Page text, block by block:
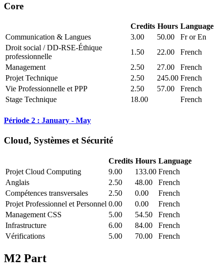
Core
Credits Hours Language
Communication & Langues
3.00 50.00
Fr or En
Droit social / DD-RSE-Éthique
professionnelle
1.50 22.00
French
Management
2.50 27.00
French
Projet Technique
2.50 245.00 French
Vie Professionnelle et PPP
2.50 57.00
French
Stage Technique
18.00 French
Période 2 : January - May
Cloud, Systèmes et Sécurité
Credits Hours Language
Projet Cloud Computing
9.00 133.00 French
Anglais
2.50 48.00
French
Compétences transversales
2.50 0.00
French
Projet Professionnel et Personnel 0.00 0.00
French
Management CSS
5.00 54.50
French
Infrastructure
6.00 84.00
French
Vérifications
5.00 70.00 French
M2 Part